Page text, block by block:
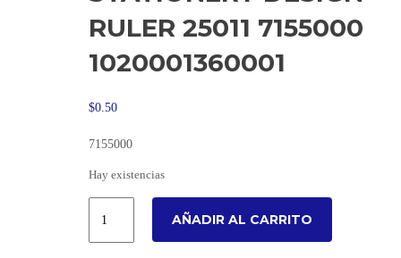
RULER 25011 7155000
1020001360001
$0.50
7155000
Hay existencias
AÑADIR AL CARRITO